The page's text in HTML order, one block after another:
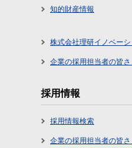
知的財産情報
株式会社理研イノベーシ
企業の採用担当者の皆
採用情報
採用情報検索
企業の採用担当者の皆